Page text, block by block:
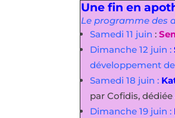
Une fin en
Le programme des
Samedi 11 juin :
Dimanche 12 juin :
développement
Samedi 18 juin :
par Cofidis,
Dimanche 19 juin :